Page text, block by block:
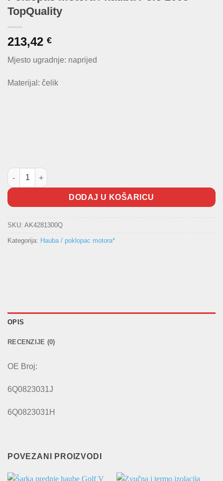
TopQuality
213,42 €
Mjesto ugradnje: naprijed
Materijal: čelik
Poklopac motora / hauba Polo 2005- TopQuality količina
DODAJ U KOŠARICU
SKU: AK4281300Q
Kategorija: Hauba / poklopac motora*
OPIS
RECENZIJE (0)
OE Broj:
6Q0823031J
6Q0823031H
POVEZANI PROIZVODI